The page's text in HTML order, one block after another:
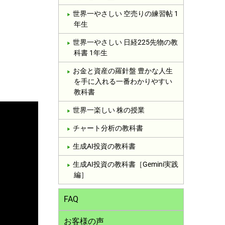
世界一やさしい 空売りの練習帖 1
年生
世界一やさしい 日経225先物の教
科書 1年生
お金と資産の羅針盤 豊かな人生
を手に入れる一番わかりやすい
教科書
世界一楽しい 株の授業
チャート分析の教科書
生成AI投資の教科書
生成AI投資の教科書［Gemini実践
編］
FAQ
お客様の声